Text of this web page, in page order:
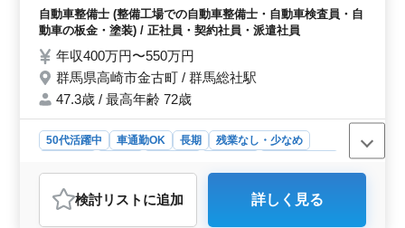
メカニック経験のある歓迎致します！ ＊ベ
テランシニア層も活躍してます！ ＊シニア
層歓迎（50代の技術者活躍中）
自動車整備士 (整備工場での自動車整備士・自動車検査員・自
動車の板金・塗装) / 正社員・契約社員・派遣社員
年収400万円〜550万円
群馬県高崎市金古町 / 群馬総社駅
47.3歳 / 最高年齢 72歳
50代活躍中 車通勤OK 長期
残業なし・少なめ
おすすめポイント
＜経験とスキルを活かす環境＞ 群馬県高崎市金古町に
検討リスト に追加 詳しく見る